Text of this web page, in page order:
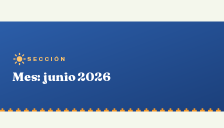
SECCIÓN
Mes: junio 2026